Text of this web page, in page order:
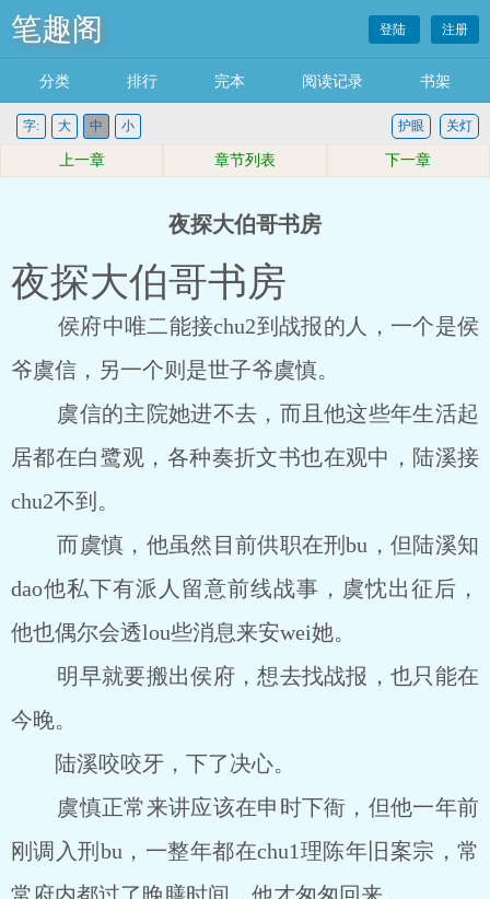
笔趣阁 登陆 注册
分类 排行 完本 阅读记录 书架
字: 大 中 小 关灯
护眼
上一章 章节列表 下一章
夜探大伯哥书房
夜探大伯哥书房
侯府中唯二能接chu2到战报的人，一个是侯
爷虞信，另一个则是世子爷虞慎。
虞信的主院她进不去，而且他这些年生活起
居都在白鹭观，各种奏折文书也在观中，陆溪接
chu2不到。
而虞慎，他虽然目前供职在刑bu，但陆溪知
dao他私下有派人留意前线战事，虞忱出征后，
他也偶尔会透lou些消息来安wei她。
明早就要搬出侯府，想去找战报，也只能在
今晚。
陆溪咬咬牙，下了决心。
虞慎正常来讲应该在申时下衙，但他一年前
刚调入刑bu，一整年都在chu1理陈年旧案宗，常